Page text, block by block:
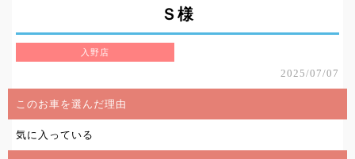
Ｓ様
入野店
2025/07/07
このお車を選んだ理由
気に入っている